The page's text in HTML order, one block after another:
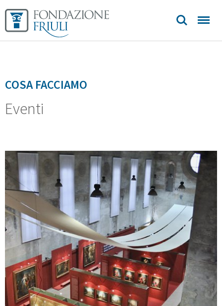
Biblioteca
COSA FACCIAMO
Eventi